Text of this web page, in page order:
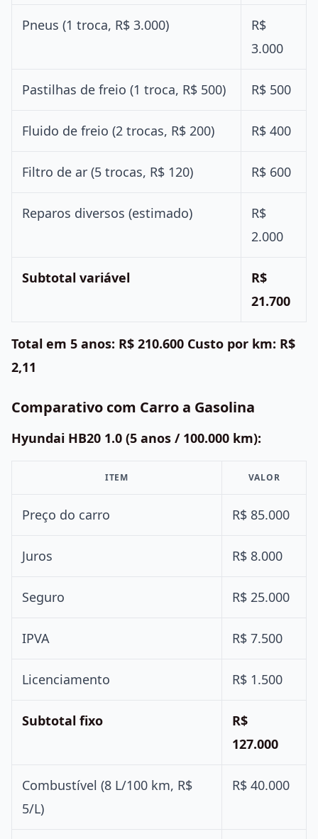
Pneus (1 troca, R$ 3.000)
R$
3.000
Pastilhas de freio (1 troca, R$ 500) R$ 500
Fluido de freio (2 trocas, R$ 200) R$ 400
Filtro de ar (5 trocas, R$ 120) R$ 600
Reparos diversos (estimado)
R$
2.000
Subtotal variável
R$
21.700
Total em 5 anos: R$ 210.600 Custo por km: R$
2,11
Comparativo com Carro a Gasolina
Hyundai HB20 1.0 (5 anos / 100.000 km):
ITEM VALOR
Preço do carro R$ 85.000
Juros R$ 8.000
Seguro R$ 25.000
IPVA R$ 7.500
Licenciamento R$ 1.500
Subtotal fixo
R$
127.000
Combustível (8 L/100 km, R$
5/L)
R$ 40.000